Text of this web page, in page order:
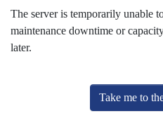
The server is temporarily unable
maintenance downtime or
later.
Take me to